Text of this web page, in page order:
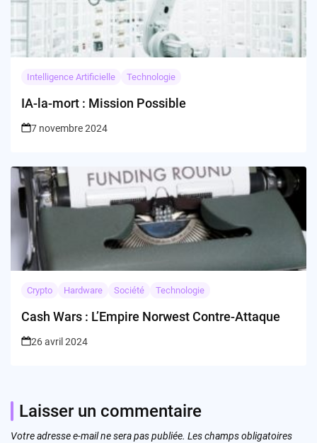
Intelligence Artificielle Technologie
IA-la-mort : Mission Possible
7 novembre 2024
Crypto Hardware Société Technologie
Cash Wars : L’Empire Norwest Contre-Attaque
26 avril 2024
Laisser un commentaire
Votre adresse e-mail ne sera pas publiée. Les champs obligatoires